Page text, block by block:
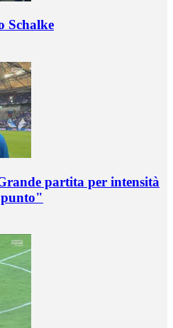
Schalke
partita per intensità
punto"